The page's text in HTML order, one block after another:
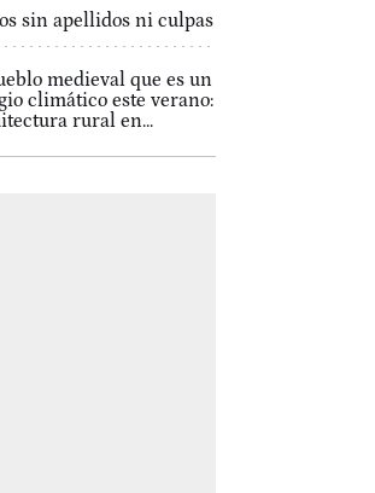
sin apellidos ni culpas
medieval que es un
climático este verano:
rural en...